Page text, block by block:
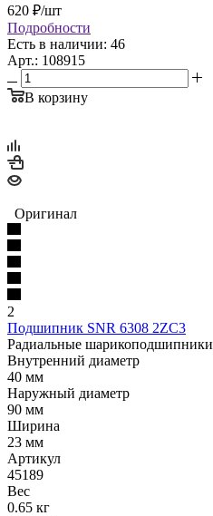
620 ₽/шт
Подробности
Есть в наличии: 46
Арт.: 108915
В корзину
Оригинал
2
Подшипник SNR 6308 2ZC3
Радиальные шарикоподшипники
Внутренний диаметр
40 мм
Наружный диаметр
90 мм
Ширина
23 мм
Артикул
45189
Вес
0.65 кг